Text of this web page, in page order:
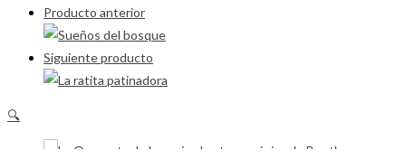
Producto anterior
Siguiente producto
🔍